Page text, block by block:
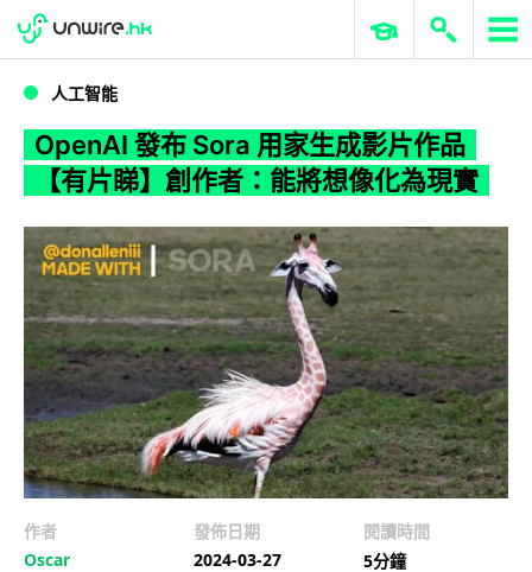
WWDC 2026 ERP 與商業 AI
人工智能
OpenAI 發布 Sora 用家生成影片作品
【有片睇】創作者：能將想像化為現實
作者
Oscar
發佈日期
2024-03-27
閱讀時間
5分鐘